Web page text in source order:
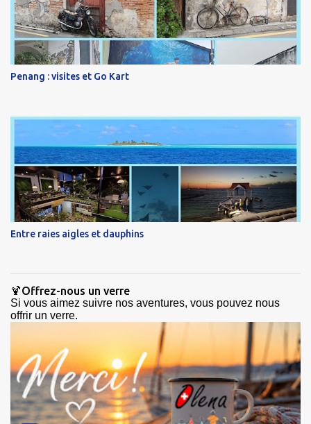
Penang : visites et Go Kart
Entre raies aigles et dauphins
🍹Offrez-nous un verre
Si vous aimez suivre nos aventures, vous pouvez nous
offrir un verre.